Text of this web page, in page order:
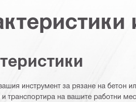
инструмент за рязане на бетон
транспортира на вашите работни